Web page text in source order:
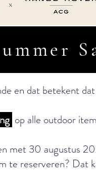
en dat betekent
op alle outdoor
met 30 augustus
te reserveren? Dat